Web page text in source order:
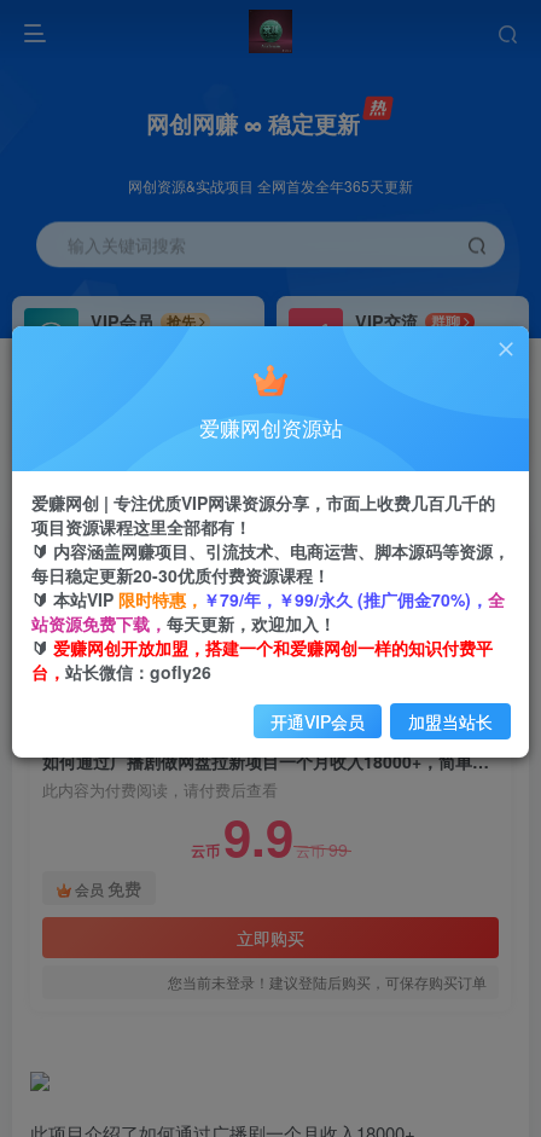
网创网赚 ∞ 稳定更新
网创资源&实战项目 全网首发全年365天更新
输入关键词搜索
VIP会员
抢先
VIP交流
群聊
研究探讨更多创业项目路子。
会员专属推广链接
首页 创业课程 VIP免费 正文
如何通过广播剧做网盘拉新项目一个月收入
18000+，简单粗暴，新玩法曝光
爱赚网创
2年前发布
关注 私信
如何通过广播剧做网盘拉新项目一个月收入18000+，简单粗暴，新玩法曝光
此内容为付费阅读，请付费后查看
云币 9.9云币99
会员 免费
立即购买
您当前未登录！建议登陆后购买，可保存购买订单
爱赚网创资源站
爱赚网创 | 专注优质VIP网课资源分享，市面上收费几百几千的
项目资源课程这里全部都有！
🔰 内容涵盖网赚项目、引流技术、电商运营、脚本源码等资源，
每日稳定更新20-30优质付费资源课程！
🔰 本站VIP 限时特惠， ￥79/年，￥99/永久 (推广佣金70%)， 全
站资源免费下载， 每天更新，欢迎加入！
🔰 爱赚网创开放加盟，搭建一个和爱赚网创一样的知识付费平
台， 站长微信：gofly26
开通VIP会员 加盟当站长